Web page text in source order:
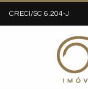
CRECI/SC 6.204-J